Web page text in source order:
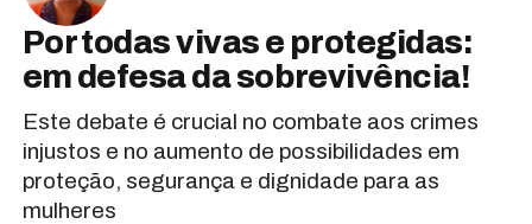
Por todas vivas e protegidas:
em defesa da sobrevivência!
Este debate é crucial no combate aos crimes
injustos e no aumento de possibilidades em
proteção, segurança e dignidade para as
mulheres